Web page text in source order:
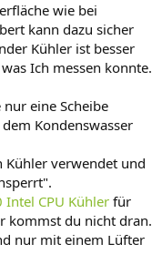
wie bei
kann dazu sicher
Kühler ist besser
Ich messen konnte.
eine Scheibe
Kondenswasser
Kühler verwendet und
Intel CPU Kühlerfür
kommst du nicht dran.
nur mit einem Lüfter